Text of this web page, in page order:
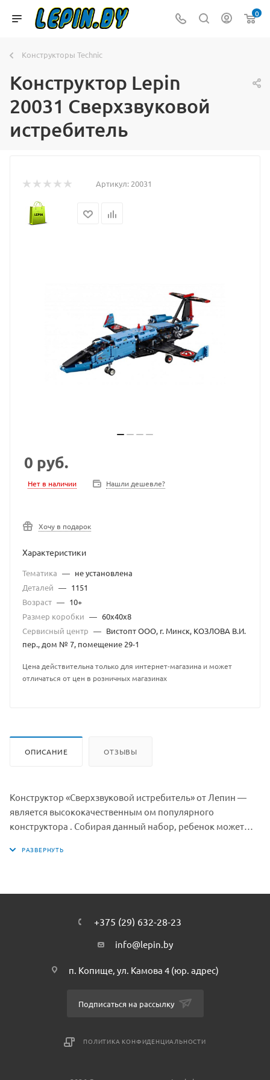
0
Конструкторы Technic
Конструктор Lepin
20031 Сверхзвуковой
истребитель
Артикул: 20031
0 руб.
Нет в наличии Нашли дешевле?
Хочу в подарок
Характеристики
Тематика — не установлена
Деталей — 1151
Возраст — 10+
Размер коробки — 60x40x8
Сервисный центр — Вистопт ООО, г. Минск, КОЗЛОВА В.И.
пер., дом № 7, помещение 29-1
Цена действительна только для интернет-магазина и может
отличаться от цен в розничных магазинах
ОПИСАНИЕ ОТЗЫВЫ
Конструктор «Сверхзвуковой истребитель» от Лепин —
является высококачественным ом популярного
конструктора . Собирая данный набор, ребенок может
погрузиться в мир серии Technic. Создайте свою
+375 (29) 632-28-23
info@lepin.by
п. Копище, ул. Камова 4 (юр. адрес)
Подписаться на рассылку
ПОЛИТИКА КОНФИДЕНЦИАЛЬНОСТИ